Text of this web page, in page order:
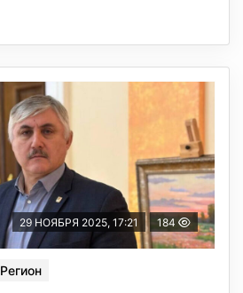
29 НОЯБРЯ 2025, 17:21 184
Регион